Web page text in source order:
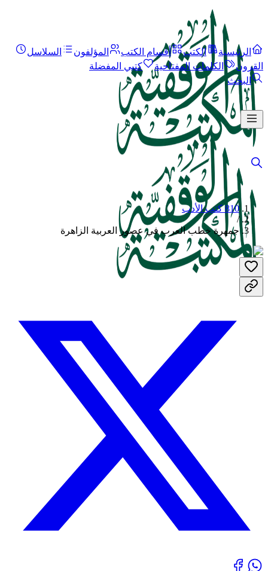
الرئيسية الكتب أقسام الكتب المؤلفون
السلاسل
القرون
الكلمات المفتاحية
كتبي المفضلة
البحث
810 كتب الأدب
/
جمهرة خطب العرب في عصور العربية الزاهرة